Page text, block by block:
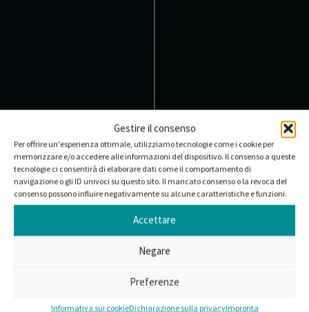
Gestire il consenso
Per offrire un'esperienza ottimale, utilizziamo tecnologie come i cookie per
memorizzare e/o accedere alle informazioni del dispositivo. Il consenso a queste
tecnologie ci consentirà di elaborare dati come il comportamento di
navigazione o gli ID univoci su questo sito. Il mancato consenso o la revoca del
consenso possono influire negativamente su alcune caratteristiche e funzioni.
Accettare
Negare
Preferenze
Informativa sui cookieDichiarazione sulla privacyImpronta